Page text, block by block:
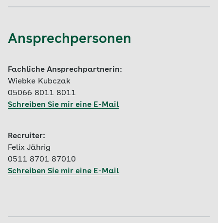
Ansprechpersonen
Fachliche Ansprechpartnerin:
Wiebke Kubczak
05066 8011 8011
Schreiben Sie mir eine E-Mail
Recruiter:
Felix Jährig
0511 8701 87010
Schreiben Sie mir eine E-Mail